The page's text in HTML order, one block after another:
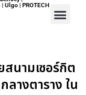
Ulgo | PROTECH
นามเซอร์กิต
างตาราง ใน